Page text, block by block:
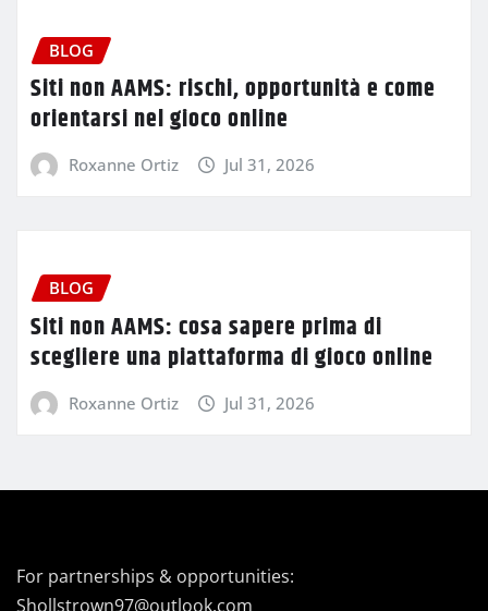
BLOG
Siti non AAMS: rischi, opportunità e come
orientarsi nel gioco online
Roxanne Ortiz Jul 31, 2026
BLOG
Siti non AAMS: cosa sapere prima di
scegliere una piattaforma di gioco online
Roxanne Ortiz Jul 31, 2026
For partnerships & opportunities:
Shollstrown97@outlook.com